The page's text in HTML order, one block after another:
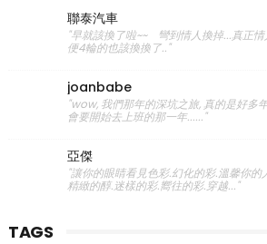
聯泰汽車
"早就該換了啦~~ 彎到情人換掉...真正
便4輪的也該換換了.."
joanbabe
"wow, 我們那年的深坑之旅, 真的是好多
會要開始去上班的那一年......"
亞傑
"讓你的眼睛看見色彩.幻化的彩.溫馨你
精緻的醇.迷樣的彩.嚮往的彩.穿越..."
TAGS